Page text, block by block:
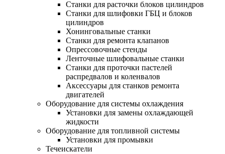
Станки для расточки блоков цилиндров
Станки для шлифовки ГБЦ и блоков
цилиндров
Хонинговальные станки
Станки для ремонта клапанов
Опрессовочные стенды
Ленточные шлифовальные станки
Станки для проточки пастелей
распредвалов и коленвалов
Аксессуары для станков ремонта
двигателей
Оборудование для системы охлаждения
Установки для замены охлаждающей
жидкости
Оборудование для топливной системы
Установки для промывки
Течеискатели